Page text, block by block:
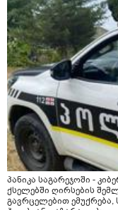
პანიკა საგარეჯოში -
ქსელებში ღირსების
გავრცელებით